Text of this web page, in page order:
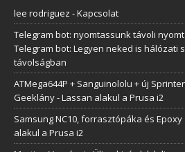
lee rodriguez -Kapcsolat
Telegram bot: nyomtassunk távoli
Telegram bot: Legyen neked is hálózati
távolságban
ATMega644P + Sanguinololu + új
Geeklány-Lassan alakul a Prusa i2
Samsung NC10, forrasztópáka és
alakul a Prusa i2